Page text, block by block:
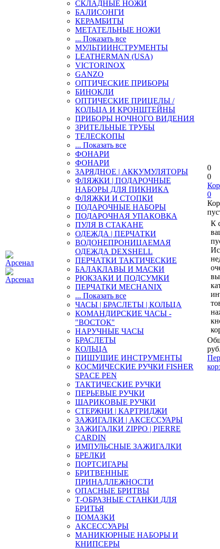
СКЛАДНЫЕ НОЖИ
БАЛИСОНГИ
КЕРАМБИТЫ
МЕТАТЕЛЬНЫЕ НОЖИ
... Показать все
МУЛЬТИИНСТРУМЕНТЫ
LEATHERMAN (USA)
VICTORINOX
GANZO
ОПТИЧЕСКИЕ ПРИБОРЫ
БИНОКЛИ
ОПТИЧЕСКИЕ ПРИЦЕЛЫ /
КОЛЬЦА И КРОНШТЕЙНЫ
ПРИБОРЫ НОЧНОГО ВИДЕНИЯ
ЗРИТЕЛЬНЫЕ ТРУБЫ
ТЕЛЕСКОПЫ
... Показать все
ФОНАРИ
ФОНАРИ
ЗАРЯДНОЕ | АККУМУЛЯТОРЫ
ФЛЯЖКИ | ПОДАРОЧНЫЕ
НАБОРЫ ДЛЯ ПИКНИКА
ФЛЯЖКИ И СТОПКИ
ПОДАРОЧНЫЕ НАБОРЫ
ПОДАРОЧНАЯ УПАКОВКА
ПУЛЯ В СТАКАНЕ
ОДЕЖДА | ПЕРЧАТКИ
ВОДОНЕПРОНИЦАЕМАЯ
ОДЕЖДА DEXSHELL
ПЕРЧАТКИ ТАКТИЧЕСКИЕ
БАЛАКЛАВЫ И МАСКИ
РЮКЗАКИ И ПОДСУМКИ
ПЕРЧАТКИ MECHANIX
... Показать все
ЧАСЫ | БРАСЛЕТЫ | КОЛЬЦА
КОМАНДИРСКИЕ ЧАСЫ -
"ВОСТОК"
НАРУЧНЫЕ ЧАСЫ
БРАСЛЕТЫ
КОЛЬЦА
ПИШУЩИЕ ИНСТРУМЕНТЫ
КОСМИЧЕСКИЕ РУЧКИ FISHER
SPACE PEN
ТАКТИЧЕСКИЕ РУЧКИ
ПЕРЬЕВЫЕ РУЧКИ
ШАРИКОВЫЕ РУЧКИ
СТЕРЖНИ | КАРТРИДЖИ
ЗАЖИГАЛКИ | АКСЕССУАРЫ
ЗАЖИГАЛКИ ZIPPO | PIERRE
CARDIN
ИМПУЛЬСНЫЕ ЗАЖИГАЛКИ
БРЕЛКИ
ПОРТСИГАРЫ
БРИТВЕННЫЕ
ПРИНАДЛЕЖНОСТИ
ОПАСНЫЕ БРИТВЫ
Т-ОБРАЗНЫЕ СТАНКИ ДЛЯ
БРИТЬЯ
ПОМАЗКИ
АКСЕССУАРЫ
МАНИКЮРНЫЕ НАБОРЫ И
КНИПСЕРЫ
0
0
0
К